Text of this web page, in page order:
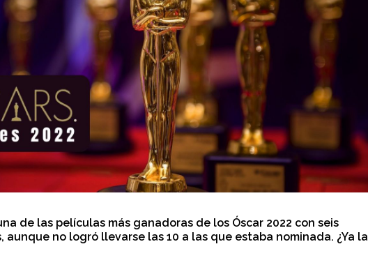
de las películas más ganadoras de los Óscar 2022 con seis
aunque no logró llevarse las 10 a las que estaba nominada. ¿Ya la